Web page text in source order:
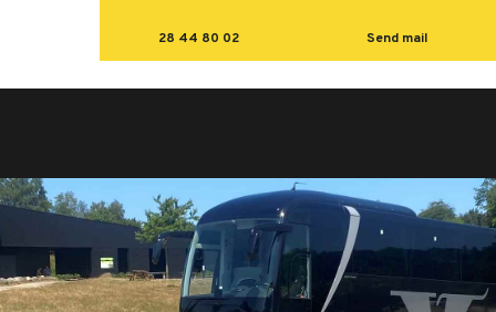
28 44 80 02 Send mail